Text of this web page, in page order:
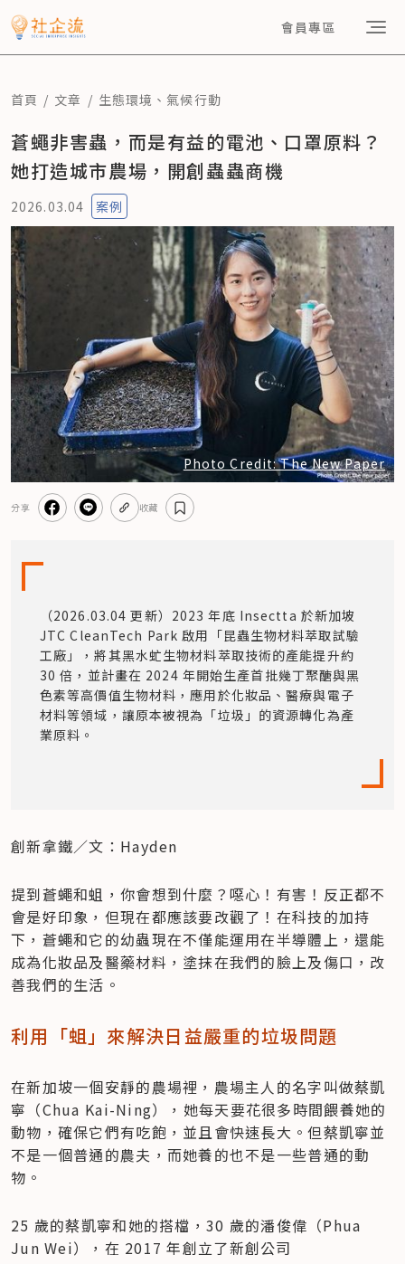
會員專區
首頁 文章 生態環境 、 氣候行動
蒼蠅非害蟲，而是有益的電池、口罩原料？
她打造城市農場，開創蟲蟲商機
2026.03.04 案例
Photo Credit: The New Paper
分享 收藏
（2026.03.04 更新）2023 年底 Insectta 於新加坡
JTC CleanTech Park 啟用「昆蟲生物材料萃取試驗
工廠」，將其黑水虻生物材料萃取技術的產能提升約
30 倍，並計畫在 2024 年開始生產首批幾丁聚醣與黑
色素等高價值生物材料，應用於化妝品、醫療與電子
材料等領域，讓原本被視為「垃圾」的資源轉化為產
業原料。
創新拿鐵／文：Hayden
提到蒼蠅和蛆，你會想到什麼？噁心！有害！反正都不
會是好印象，但現在都應該要改觀了！在科技的加持
下，蒼蠅和它的幼蟲現在不僅能運用在半導體上，還能
成為化妝品及醫藥材料，塗抹在我們的臉上及傷口，改
善我們的生活。
利用「蛆」來解決日益嚴重的垃圾問題
在新加坡一個安靜的農場裡，農場主人的名字叫做蔡凱
寧（Chua Kai-Ning），她每天要花很多時間餵養她的
動物，確保它們有吃飽，並且會快速長大。但蔡凱寧並
不是一個普通的農夫，而她養的也不是一些普通的動
物。
25 歲的蔡凱寧和她的搭檔，30 歲的潘俊偉（Phua
Jun Wei），在 2017 年創立了新創公司